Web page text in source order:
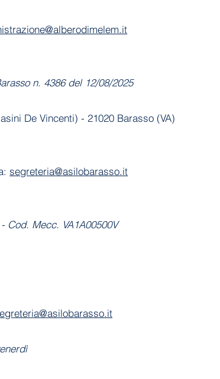
n. 4386 del 12/08/2025
De Vincenti) - 21020 Barasso (VA)
segreteria@asilobarasso.it
Cod. Mecc. VA1A00500V